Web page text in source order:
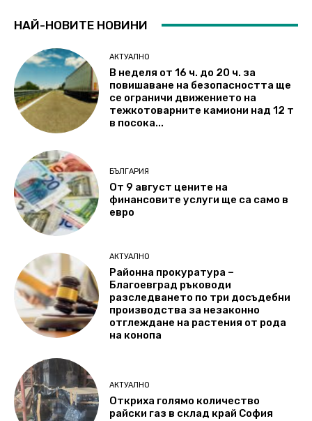
НАЙ-НОВИТЕ НОВИНИ
АКТУАЛНО
В неделя от 16 ч. до 20 ч. за
повишаване на безопасността ще
се ограничи движението на
тежкотоварните камиони над 12 т
в посока...
БЪЛГАРИЯ
От 9 август цените на
финансовите услуги ще са само в
евро
АКТУАЛНО
Районна прокуратура –
Благоевград ръководи
разследването по три досъдебни
производства за незаконно
отглеждане на растения от рода
на конопа
АКТУАЛНО
Откриха голямо количество
райски газ в склад край София